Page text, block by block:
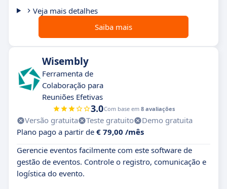
Veja mais detalhes
Saiba mais
Wisembly
Ferramenta de
Colaboração para
Reuniões Efetivas
3.0Com base em 8 avaliações
Versão gratuita Teste gratuito
Demo gratuita
Plano pago a partir de € 79,00 /mês
Gerencie eventos facilmente com este software de
gestão de eventos. Controle o registro, comunicação e
logística do evento.